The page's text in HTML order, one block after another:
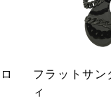
フラットサン
ィ